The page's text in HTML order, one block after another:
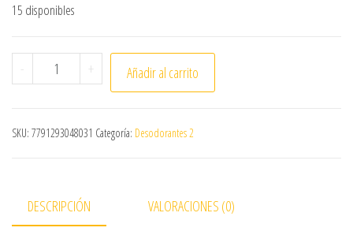
15 disponibles
- ANTITRANSPIRANTE SPRAY DOVE MEN INVISIBLE DRY
+ Añadir al carrito
SKU: 7791293048031 Categoría: Desodorantes 2
DESCRIPCIÓN VALORACIONES (0)